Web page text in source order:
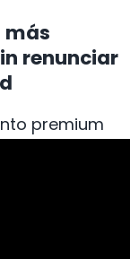
más
renunciar
premium